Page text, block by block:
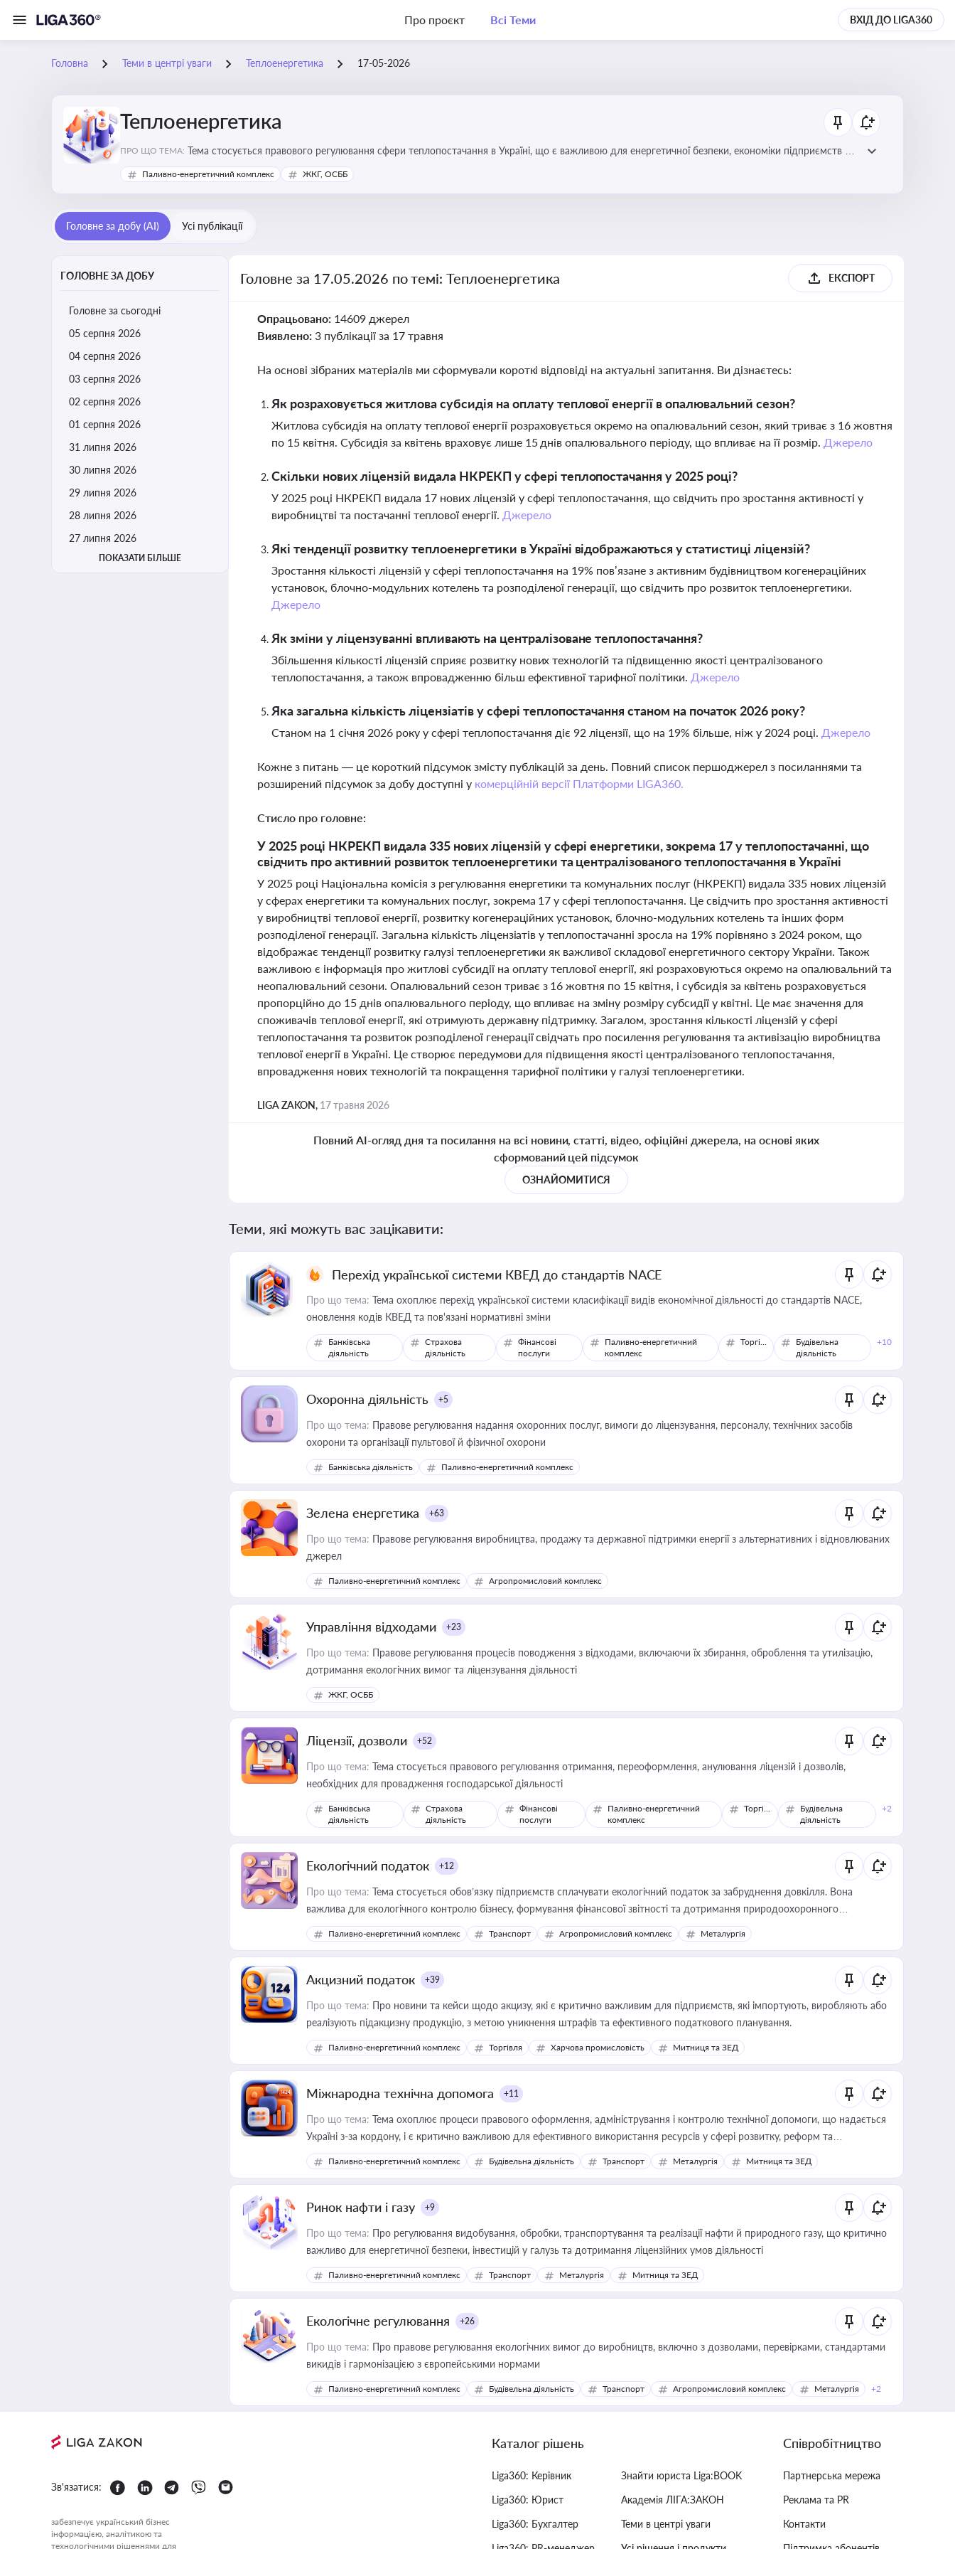
Про проєкт Всі Теми ВХІД ДО LIGA360
Головна Теми в центрі уваги Теплоенергетика 17-05-2026
Теплоенергетика
ПРО ЩО ТЕМА: Тема стосується правового регулювання сфери теплопостачання в Україні, що є важливою для енергетичної безпеки, економіки підприємств та
дотримання законодавчих вимог у сфері комунальних послуг
Паливно-енергетичний комплекс ЖКГ, ОСББ
Головне за добу (AI) Усі публікації
ГОЛОВНЕ ЗА ДОБУ
Головне за сьогодні
05 серпня 2026
04 серпня 2026
03 серпня 2026
02 серпня 2026
01 серпня 2026
31 липня 2026
30 липня 2026
29 липня 2026
28 липня 2026
27 липня 2026
ПОКАЗАТИ БІЛЬШЕ
Головне за 17.05.2026 по темі: Теплоенергетика ЕКСПОРТ
Опрацьовано: 14609 джерел
Виявлено: 3 публікації за 17 травня
На основі зібраних матеріалів ми сформували короткі відповіді на актуальні запитання. Ви дізнаєтесь:
Як розраховується житлова субсидія на оплату теплової енергії в опалювальний сезон?
Житлова субсидія на оплату теплової енергії розраховується окремо на опалювальний сезон, який триває з 16 жовтня
по 15 квітня. Субсидія за квітень враховує лише 15 днів опалювального періоду, що впливає на її розмір. Джерело
Скільки нових ліцензій видала НКРЕКП у сфері теплопостачання у 2025 році?
У 2025 році НКРЕКП видала 17 нових ліцензій у сфері теплопостачання, що свідчить про зростання активності у
виробництві та постачанні теплової енергії. Джерело
Які тенденції розвитку теплоенергетики в Україні відображаються у статистиці ліцензій?
Зростання кількості ліцензій у сфері теплопостачання на 19% пов’язане з активним будівництвом когенераційних
установок, блочно-модульних котелень та розподіленої генерації, що свідчить про розвиток теплоенергетики.
Джерело
Як зміни у ліцензуванні впливають на централізоване теплопостачання?
Збільшення кількості ліцензій сприяє розвитку нових технологій та підвищенню якості централізованого
теплопостачання, а також впровадженню більш ефективної тарифної політики. Джерело
Яка загальна кількість ліцензіатів у сфері теплопостачання станом на початок 2026 року?
Станом на 1 січня 2026 року у сфері теплопостачання діє 92 ліцензії, що на 19% більше, ніж у 2024 році. Джерело
Кожне з питань — це короткий підсумок змісту публікацій за день. Повний список першоджерел з посиланнями та
розширений підсумок за добу доступні у комерційній версії Платформи LIGA360.
Стисло про головне:
У 2025 році НКРЕКП видала 335 нових ліцензій у сфері енергетики, зокрема 17 у теплопостачанні, що
свідчить про активний розвиток теплоенергетики та централізованого теплопостачання в Україні
У 2025 році Національна комісія з регулювання енергетики та комунальних послуг (НКРЕКП) видала 335 нових ліцензій
у сферах енергетики та комунальних послуг, зокрема 17 у сфері теплопостачання. Це свідчить про зростання активності
у виробництві теплової енергії, розвитку когенераційних установок, блочно-модульних котелень та інших форм
розподіленої генерації. Загальна кількість ліцензіатів у теплопостачанні зросла на 19% порівняно з 2024 роком, що
відображає тенденції розвитку галузі теплоенергетики як важливої складової енергетичного сектору України. Також
важливою є інформація про житлові субсидії на оплату теплової енергії, які розраховуються окремо на опалювальний та
неопалювальний сезони. Опалювальний сезон триває з 16 жовтня по 15 квітня, і субсидія за квітень розраховується
пропорційно до 15 днів опалювального періоду, що впливає на зміну розміру субсидії у квітні. Це має значення для
споживачів теплової енергії, які отримують державну підтримку. Загалом, зростання кількості ліцензій у сфері
теплопостачання та розвиток розподіленої генерації свідчать про посилення регулювання та активізацію виробництва
теплової енергії в Україні. Це створює передумови для підвищення якості централізованого теплопостачання,
впровадження нових технологій та покращення тарифної політики у галузі теплоенергетики.
LIGA ZAKON, 17 травня 2026
Повний AI-огляд дня та посилання на всі новини, статті, відео, офіційні джерела, на основі яких
сформований цей підсумок
ОЗНАЙОМИТИСЯ
Теми, які можуть вас зацікавити:
Перехід української системи КВЕД до стандартів NACE
Про що тема: Тема охоплює перехід української системи класифікації видів економічної діяльності до стандартів NACE,
оновлення кодів КВЕД та пов'язані нормативні зміни
Банківська
діяльність
Страхова
діяльність
Фінансові
послуги
Паливно-енергетичний
комплекс
Торгівля
Будівельна
діяльність
+10
Охоронна діяльність +5
Про що тема: Правове регулювання надання охоронних послуг, вимоги до ліцензування, персоналу, технічних засобів
охорони та організації пультової й фізичної охорони
Банківська діяльність Паливно-енергетичний комплекс
Зелена енергетика +63
Про що тема: Правове регулювання виробництва, продажу та державної підтримки енергії з альтернативних і відновлюваних
джерел
Паливно-енергетичний комплекс Агропромисловий комплекс
Управління відходами +23
Про що тема: Правове регулювання процесів поводження з відходами, включаючи їх збирання, оброблення та утилізацію,
дотримання екологічних вимог та ліцензування діяльності
ЖКГ, ОСББ
Ліцензії, дозволи +52
Про що тема: Тема стосується правового регулювання отримання, переоформлення, анулювання ліцензій і дозволів,
необхідних для провадження господарської діяльності
Банківська
діяльність
Страхова
діяльність
Фінансові
послуги
Паливно-енергетичний
комплекс
Торгівля
Будівельна
діяльність
+2
Екологічний податок +12
Про що тема: Тема стосується обов’язку підприємств сплачувати екологічний податок за забруднення довкілля. Вона
важлива для екологічного контролю бізнесу, формування фінансової звітності та дотримання природоохоронного
законодавства
Паливно-енергетичний комплекс Транспорт Агропромисловий комплекс Металургія
Акцизний податок +39
Про що тема: Про новини та кейси щодо акцизу, які є критично важливим для підприємств, які імпортують, виробляють або
реалізують підакцизну продукцію, з метою уникнення штрафів та ефективного податкового планування.
Паливно-енергетичний комплекс Торгівля Харчова промисловість Митниця та ЗЕД
Міжнародна технічна допомога +11
Про що тема: Тема охоплює процеси правового оформлення, адміністрування і контролю технічної допомоги, що надається
Україні з-за кордону, і є критично важливою для ефективного використання ресурсів у сфері розвитку, реформ та
інфраструктурних проєктів
Паливно-енергетичний комплекс Будівельна діяльність Транспорт Металургія Митниця та ЗЕД
Ринок нафти і газу +9
Про що тема: Про регулювання видобування, обробки, транспортування та реалізації нафти й природного газу, що критично
важливо для енергетичної безпеки, інвестицій у галузь та дотримання ліцензійних умов діяльності
Паливно-енергетичний комплекс Транспорт Металургія Митниця та ЗЕД
Екологічне регулювання +26
Про що тема: Про правове регулювання екологічних вимог до виробництв, включно з дозволами, перевірками, стандартами
викидів і гармонізацією з європейськими нормами
Паливно-енергетичний комплекс Будівельна діяльність Транспорт Агропромисловий комплекс Металургія +2
Зв'язатися:
забезпечує український бізнес
інформацією, аналітикою та
технологічними рішеннями для
Каталог рішень
Liga360: Керівник
Liga360: Юрист
Liga360: Бухгалтер
Знайти юриста Liga:BOOK
Академія ЛІГА:ЗАКОН
Теми в центрі уваги
Співробітництво
Партнерська мережа
Реклама та PR
Контакти